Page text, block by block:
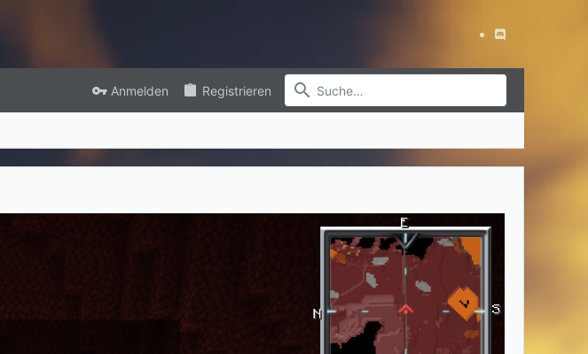
Anmelden Registrieren